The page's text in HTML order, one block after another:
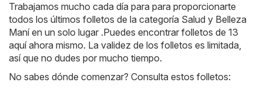
Trabajamos mucho cada día para para proporcionarte
todos los últimos folletos de la categoría Salud y Belleza
Maní en un solo lugar .Puedes encontrar folletos de 13
aquí ahora mismo. La validez de los folletos es limitada,
así que no dudes por mucho tiempo.
No sabes dónde comenzar? Consulta estos folletos: